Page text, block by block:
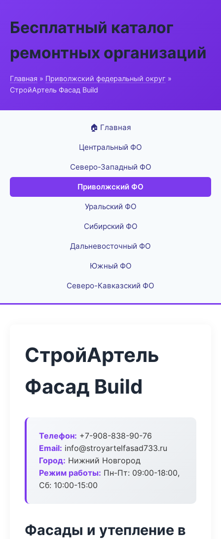
Бесплатный каталог
ремонтных организаций
Главная » Приволжский федеральный округ »
СтройАртель Фасад Build
🏠 Главная
Центральный ФО
Северо-Западный ФО
Приволжский ФО
Уральский ФО
Сибирский ФО
Дальневосточный ФО
Южный ФО
Северо-Кавказский ФО
СтройАртель
Фасад Build
Телефон: +7-908-838-90-76
Email: info@stroyartelfasad733.ru
Город: Нижний Новгород
Режим работы: Пн-Пт: 09:00-18:00,
Сб: 10:00-15:00
Фасады и утепление в